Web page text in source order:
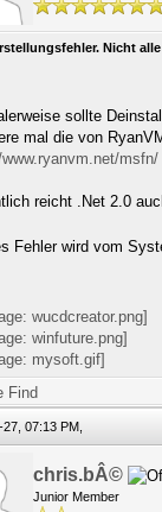
Nicht
sollte
mal die von
msfn/
reicht .Net 2.0
Fehler wird vom
Find
07:13 PM,
chris.bÂ©
Junior Member